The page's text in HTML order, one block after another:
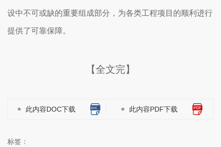
设中不可或缺的重要组成部分，为各类工程项目的顺利进行
提供了可靠保障。
【全文完】
此内容DOC下载 此内容PDF下载
标签：